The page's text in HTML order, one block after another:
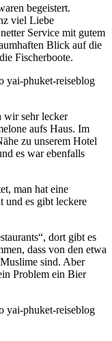
begeistert.
viel Liebe
Service mit gutem
Blick auf die
Fischerboote.
wir sehr lecker
aufs Haus. Im
zu unserem Hotel
es war ebenfalls
man hat eine
und es gibt leckere
dort gibt es
dass von den etwa
sind. Aber
Problem ein Bier